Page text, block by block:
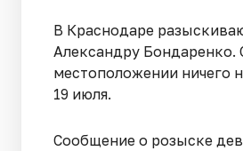
В Краснодаре
Александру Бондаренко.
местоположении ничего
19 июля.
Сообщение о розыске